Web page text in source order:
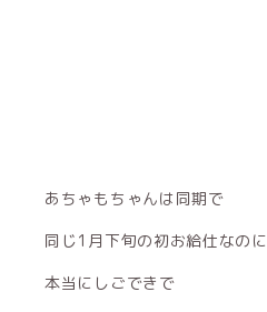
あちゃもちゃんは同期で
同じ1月下旬の初お給仕なのに
本当にしごできで